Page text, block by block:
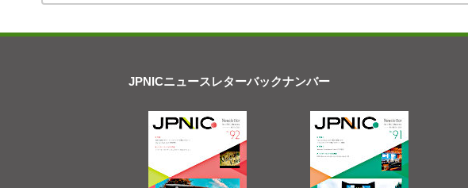
JPNICニュースレターバックナンバー